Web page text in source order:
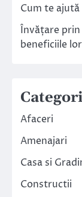
Cum te
Învățare prin
beneficiile lor
Afaceri
Amenajari
Casa si
Constructii